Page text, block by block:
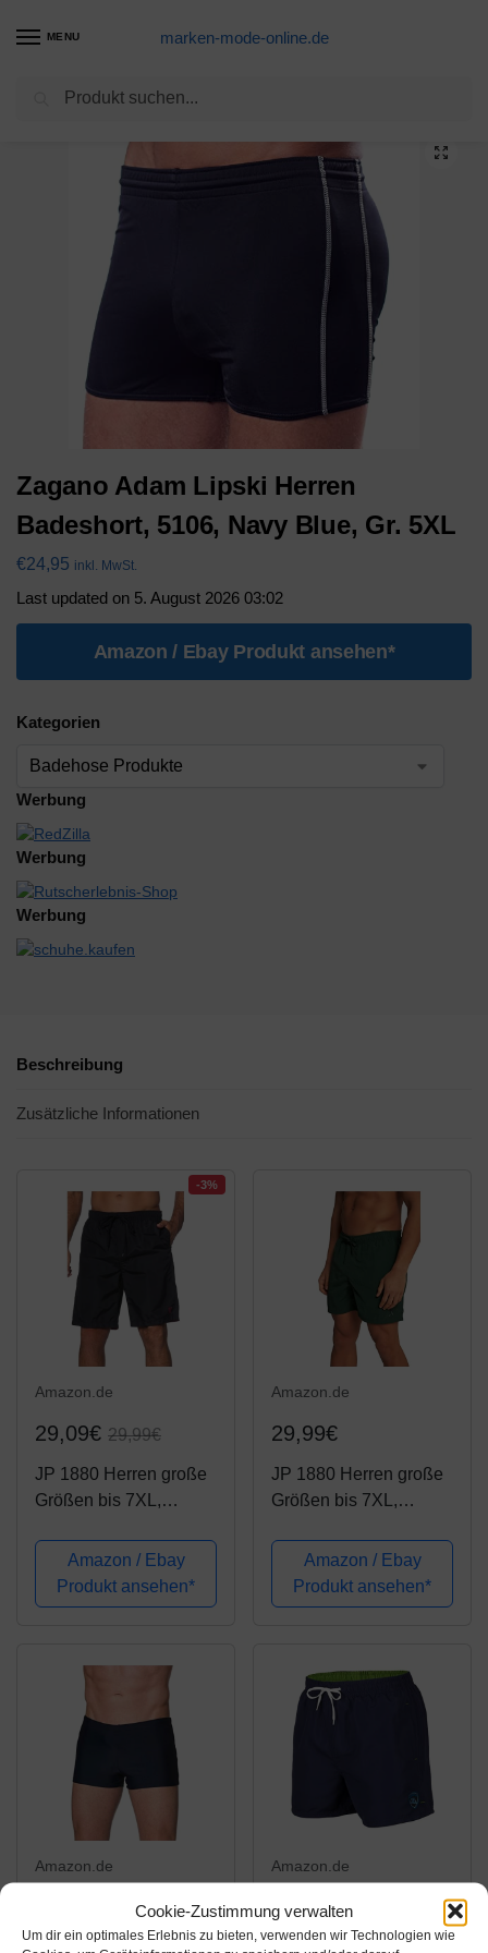
Cookie-Zustimmung verwalten
Um dir ein optimales Erlebnis zu bieten, verwenden wir Technologien wie
MENU marken-mode-online.de
Badehose Produkte
Zagano Adam Lipski Herren
Badeshort, 5106, Navy Blue, Gr. 5XL
€24,95 inkl. MwSt.
Last updated on 5. August 2026 03:02
Amazon / Ebay Produkt ansehen*
Kategorien
Werbung
Werbung
Werbung
Beschreibung
Zusätzliche Informationen
-3%
Amazon.de
29,09€ 29,99€
JP 1880 Herren große
Größen bis 7XL,
Elastikbund, schnell
trocknend, Knielang,
schwarz 4XL 702526
Amazon / Ebay
Produkt ansehen*
Amazon.de
29,99€
JP 1880 Herren große
Größen bis 7XL,
Badehose,
Elastikbund, Innenslip
& halblang, schnell
70253270)
Amazon / Ebay
Produkt ansehen*
Amazon.de
JP 1880 Herren große
Amazon.de
26,99€
Zagano Adam Lipski